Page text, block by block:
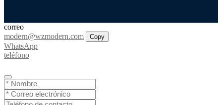
correo
modern@wzmodern.com
Copy
WhatsApp
teléfono